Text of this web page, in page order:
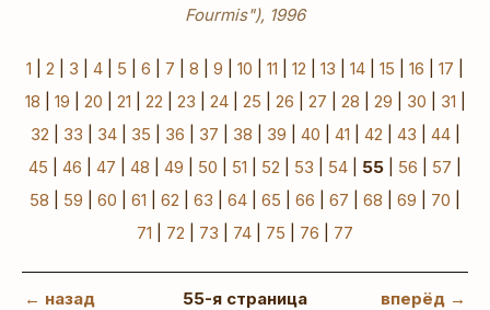
Fourmis"), 1996
1 2 3 4 5 6 7 8 9 10 11 12 13 14 15 16 17
18
19 20 21 22 23 24| 25 26 27 28 29 30 31
32
33 34| 35 36 37 38 39 40 41 42 43 44|
45
46 47 48 49 50 51 52 53 54 55 56 57
58
59 60 61 62 63 64 65 66 67 68 69 70
71
72 73 74 75 76 77
← назад 55-я страница вперёд →